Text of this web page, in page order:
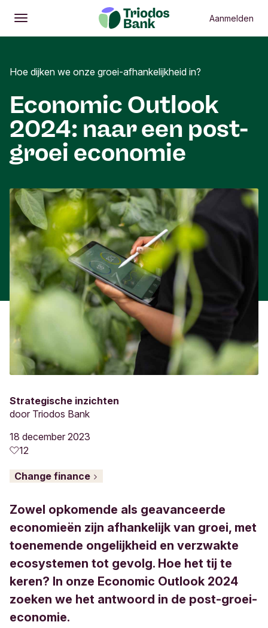
Openen
Hoofdmenu Aanmelden
Hoe dijken we onze groei-afhankelijkheid in?
Economic Outlook
2024: naar een post-
groei economie
Strategische inzichten
door Triodos Bank
18 december 2023
12
Change finance
Zowel opkomende als geavanceerde
economieën zijn afhankelijk van groei, met
toenemende ongelijkheid en verzwakte
ecosystemen tot gevolg. Hoe het tij te
keren? In onze Economic Outlook 2024
zoeken we het antwoord in de post-groei-
economie.